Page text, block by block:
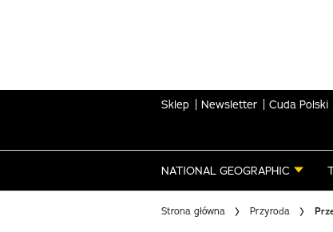
Sklep Newsletter Cuda Polski
NATIONAL GEOGRAPHIC
Strona główna Przyroda